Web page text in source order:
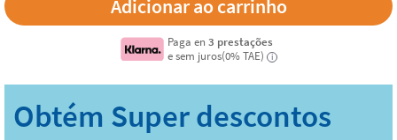
Paga en3 prestações
e sem juros(0% TAE)
i